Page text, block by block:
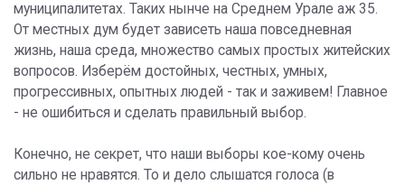
муниципалитетах. Таких нынче на Среднем Урале аж 35.
От местных дум будет зависеть наша повседневная
жизнь, наша среда, множество самых простых житейских
вопросов. Изберём достойных, честных, умных,
прогрессивных, опытных людей - так и заживем! Главное
- не ошибиться и сделать правильный выбор.
Конечно, не секрет, что наши выборы кое-кому очень
сильно не нравятся. То и дело слышатся голоса (в